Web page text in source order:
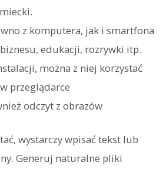
z komputera, jak i smartfona
edukacji, rozrywki itp.
można z niej korzystać
przeglądarce
odczyt z obrazów
wystarczy wpisać tekst lub
Generuj naturalne pliki